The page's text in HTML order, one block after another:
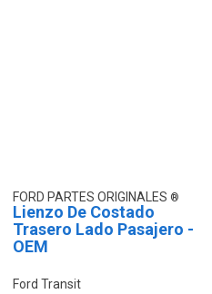
FORD PARTES ORIGINALES
Lienzo De Costado
Trasero Lado Pasajero -
OEM
Ford Transit